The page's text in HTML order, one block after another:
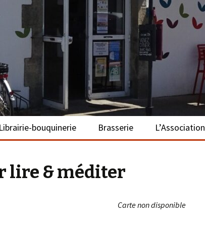
La Turballe
Librairie-bouquinerie
Brasserie
L’Association
lire & méditer
Carte non disponible